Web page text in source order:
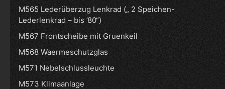
M565 Lederüberzug Lenkrad („ 2 Speichen-
Lederlenkrad – bis ’80“)
M567 Frontscheibe mit Gruenkeil
M568 Waermeschutzglas
M571 Nebelschlussleuchte
M573 Klimaanlage